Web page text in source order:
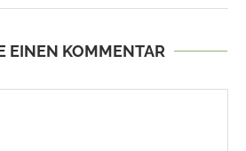
EINEN KOMMENTAR